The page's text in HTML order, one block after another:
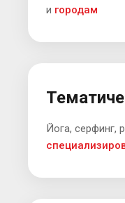
и городам
Йога, серфинг,